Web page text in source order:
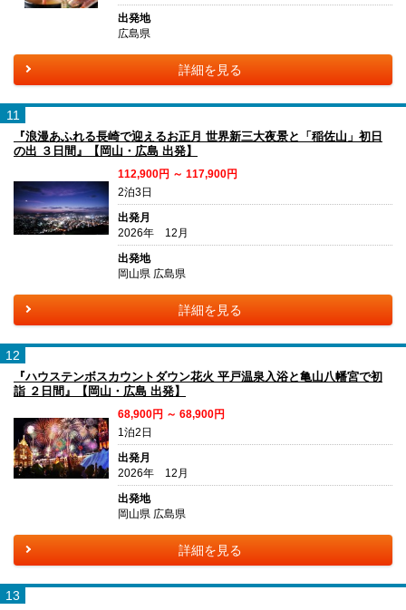
出発地
広島県
詳細を見る
11
『浪漫あふれる長崎で迎えるお正月 世界新三大夜景と「稲佐山」初日
の出 ３日間』【岡山・広島 出発】
112,900円 ～ 117,900円
2泊3日
出発月
2026年 12月
出発地
岡山県 広島県
詳細を見る
12
『ハウステンボスカウントダウン花火 平戸温泉入浴と亀山八幡宮で初
詣 ２日間』【岡山・広島 出発】
68,900円 ～ 68,900円
1泊2日
出発月
2026年 12月
出発地
岡山県 広島県
詳細を見る
13